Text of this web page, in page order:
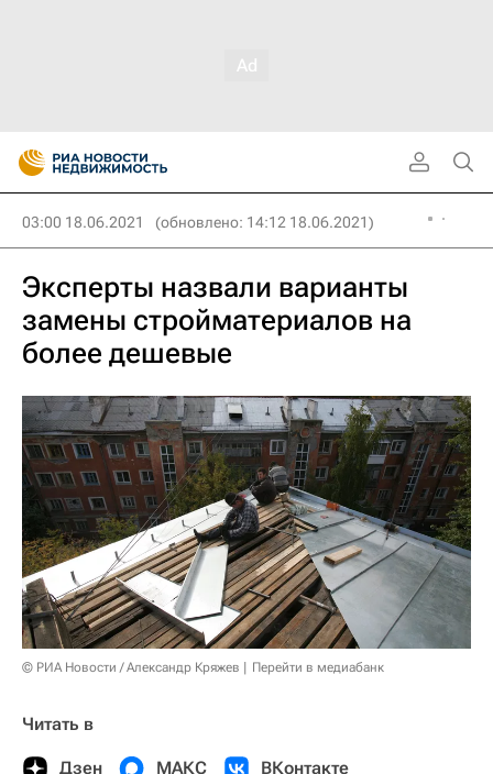
03:00 18.06.2021 (обновлено: 14:12 18.06.2021)
Эксперты назвали варианты
замены стройматериалов на
более дешевые
© РИА Новости / Александр Кряжев Перейти в медиабанк
Читать в
Дзен МАКС ВКонтакте